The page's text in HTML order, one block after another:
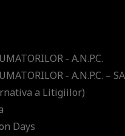
- A.N.P.C.
- A.N.P.C. –
a Litigiilor)
Days